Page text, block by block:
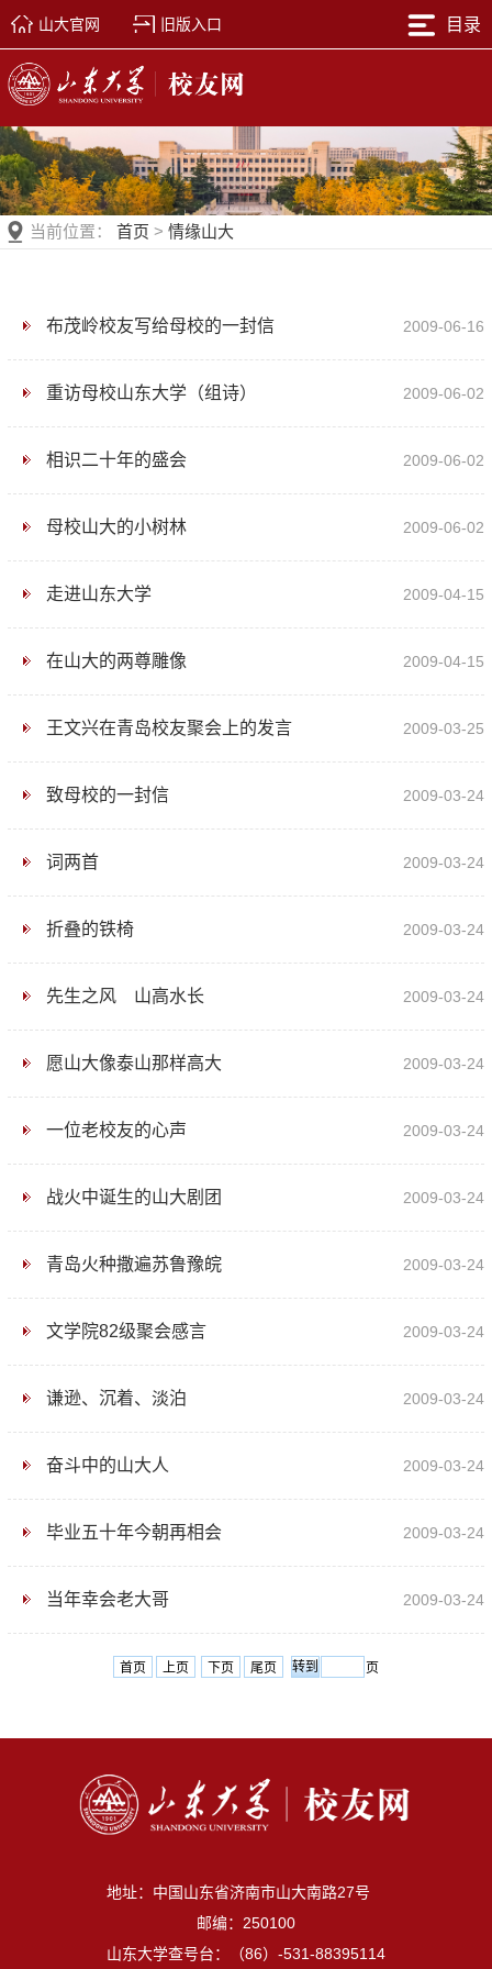
山大官网 旧版入口 目录
当前位置： 首页 > 情缘山大
布茂岭校友写给母校的一封信 2009-06-16
重访母校山东大学（组诗） 2009-06-02
相识二十年的盛会 2009-06-02
母校山大的小树林 2009-06-02
走进山东大学 2009-04-15
在山大的两尊雕像 2009-04-15
王文兴在青岛校友聚会上的发言 2009-03-25
致母校的一封信 2009-03-24
词两首 2009-03-24
折叠的铁椅 2009-03-24
先生之风 山高水长 2009-03-24
愿山大像泰山那样高大 2009-03-24
一位老校友的心声 2009-03-24
战火中诞生的山大剧团 2009-03-24
青岛火种撒遍苏鲁豫皖 2009-03-24
文学院82级聚会感言 2009-03-24
谦逊、沉着、淡泊 2009-03-24
奋斗中的山大人 2009-03-24
毕业五十年今朝再相会 2009-03-24
当年幸会老大哥 2009-03-24
首页 上页 下页 尾页 页
地址：中国山东省济南市山大南路27号
邮编：250100
山东大学查号台：（86）-531-88395114